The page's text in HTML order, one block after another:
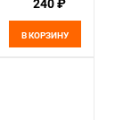
240 ₽
В КОРЗИНУ